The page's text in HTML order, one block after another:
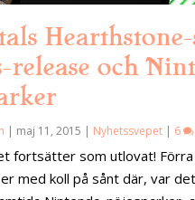
Hearthstone-
release och
| maj 11, 2015 | Nyhetssvepet | 6
fortsätter som utlovat! Förra
med koll på sånt där, var